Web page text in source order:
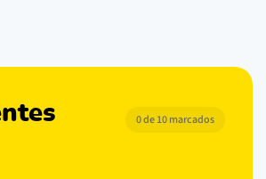
0 de 10 marcados